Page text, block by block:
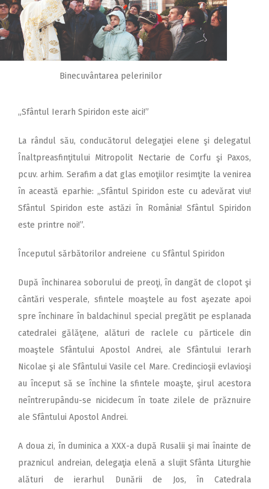
Binecuvântarea pelerinilor
„Sfântul Ierarh Spiridon este aici!”
La rândul său, conducătorul delegaţiei elene şi delegatul
Înaltpreasfinţitului Mitropolit Nectarie de Corfu şi Paxos,
pcuv. arhim. Serafim a dat glas emoţiilor resimţite la venirea
în această eparhie: „Sfântul Spiridon este cu adevărat viu!
Sfântul Spiridon este astăzi în România! Sfântul Spiridon
este printre noi!”.
Începutul sărbătorilor andreiene cu Sfântul Spiridon
După închinarea soborului de preoţi, în dangăt de clopot şi
cântări vesperale, sfintele moaştele au fost aşezate apoi
spre închinare în baldachinul special pregătit pe esplanada
catedralei gălăţene, alături de raclele cu părticele din
moaştele Sfântului Apostol Andrei, ale Sfântului Ierarh
Nicolae şi ale Sfântului Vasile cel Mare. Credincioşii evlavioşi
au început să se închine la sfintele moaşte, şirul acestora
neîntrerupându-se nicidecum în toate zilele de prăznuire
ale Sfântului Apostol Andrei.
A doua zi, în duminica a XXX-a după Rusalii şi mai înainte de
praznicul andreian, delegaţia elenă a slujit Sfânta Liturghie
alături de ierarhul Dunării de Jos, în Catedrala